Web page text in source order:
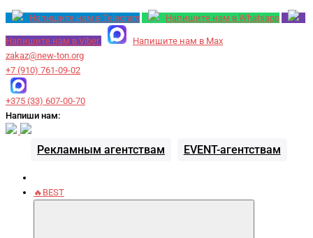
Напишите нам в Telegram Напишите нам в Whatsapp
Напишите нам в Viber
Напишите нам в Max
zakaz@new-ton.org
+7 (910) 761-09-02
+375 (33) 607-00-70
Напиши нам:
Рекламным агентствам EVENT-агентствам
🔥BEST